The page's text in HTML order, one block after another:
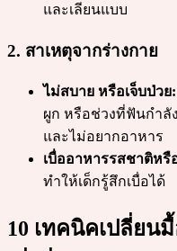
และเลียนแบบ
2. สาเหตุจากร่างกาย
ไม่สบาย หรือเจ็บป่วย:
ผูก หรือช่วงที่ฟันกำลั
และไม่อยากอาหาร
เบื่ออาหารรสชาติหรื
ทำให้เด็กรู้สึกเบื่อได้
10 เทคนิคเปลี่ยน